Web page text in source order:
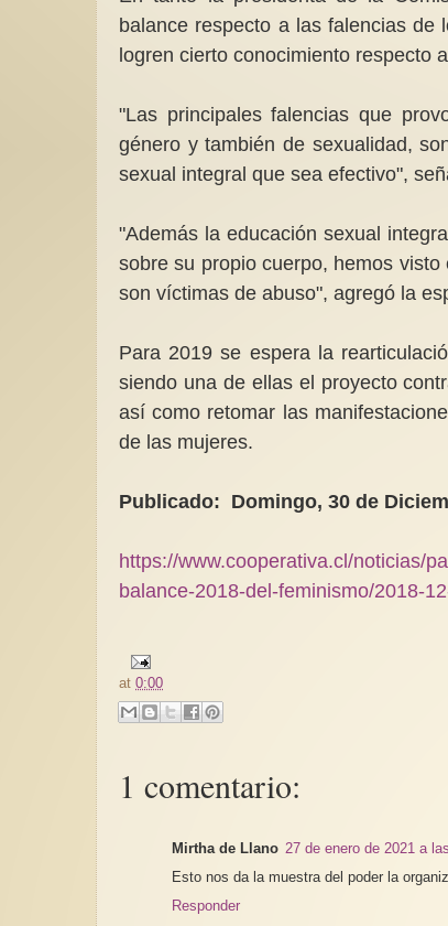
balance respecto a las falencias de
logren cierto conocimiento respecto
"Las principales falencias que
género y también de sexualidad,
sexual integral que sea efectivo",
"Además la educación sexual
sobre su propio cuerpo, hemos
son víctimas de abuso", agregó la
Para 2019 se espera la
siendo una de ellas el proyecto
así como retomar las
de las mujeres.
Publicado: Domingo, 30 de
https://www.cooperativa.cl/noticias/
balance-2018-del-feminismo/2018-
at0:00
1 comentario:
Mirtha de Llano 27 de enero de 2021 a
Esto nos da la muestra del poder la
Responder